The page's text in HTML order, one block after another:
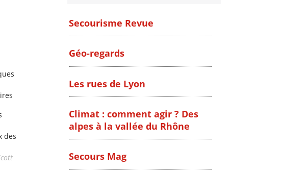
des
Secourisme Revue
Géo-regards
Les rues de Lyon
Climat : comment agir ? Des
alpes à la vallée du Rhône
Secours Mag